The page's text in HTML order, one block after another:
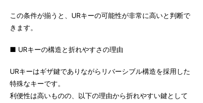
この条件が揃うと、URキーの可能性が非常に高いと判断で
きます。
■ URキーの構造と折れやすさの理由
URキーはギザ鍵でありながらリバーシブル構造を採用した
特殊なキーです。
利便性は高いものの、以下の理由から折れやすい鍵として